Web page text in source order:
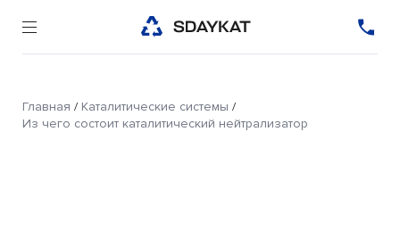
Главная / Каталитические системы /
Из чего состоит каталитический нейтрализатор